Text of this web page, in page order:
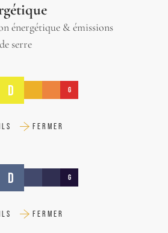
énergétique & émissions
serre
D G
FERMER
D G
FERMER